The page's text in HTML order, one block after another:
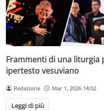
Frammenti di una liturgia
ipertesto vesuviano
Redazione Mar 1, 2026 14:02
Leggi di più